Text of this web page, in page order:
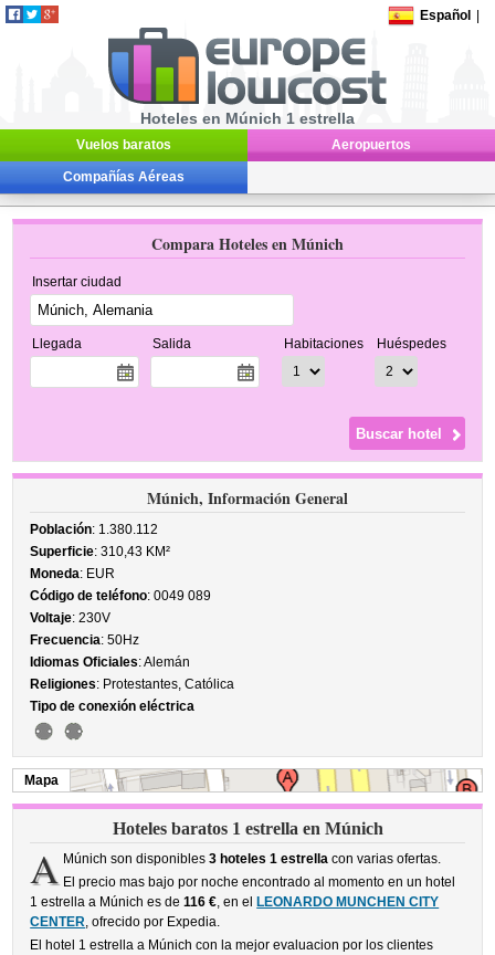
Español
Hoteles en Múnich 1 estrella
Vuelos baratos Aeropuertos
Compañías Aéreas
Compara Hoteles en Múnich
Insertar ciudad
Llegada Salida Habitaciones Huéspedes
Múnich, Información General
Población: 1.380.112
Superficie: 310,43 KM²
Moneda: EUR
Código de teléfono: 0049 089
Voltaje: 230V
Frecuencia: 50Hz
Idiomas Oficiales: Alemán
Religiones: Protestantes, Católica
Tipo de conexión eléctrica
Mapa
Hoteles baratos 1 estrella en Múnich
A Múnich son disponibles 3 hoteles 1 estrellacon varias ofertas.
El precio mas bajo por noche encontrado al momento en un hotel
1 estrella a Múnich es de116 €, en el
LEONARDO MUNCHEN CITY
CENTER, ofrecido por Expedia.
El hotel 1 estrella a Múnich con la mejor evaluacion por los clientes